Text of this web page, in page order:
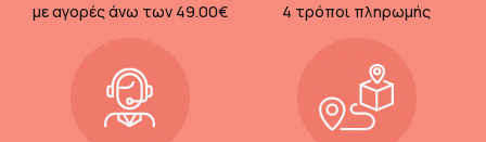
με αγορές άνω των 49.00€
4 τρόποι πληρωμής